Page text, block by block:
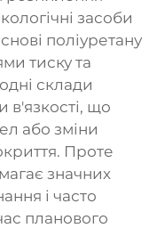
засоби
поліуретану
тиску та
склади
в'язкості, що
або зміни
Проте
значних
і часто
планового